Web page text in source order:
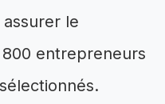
le
entrepreneurs